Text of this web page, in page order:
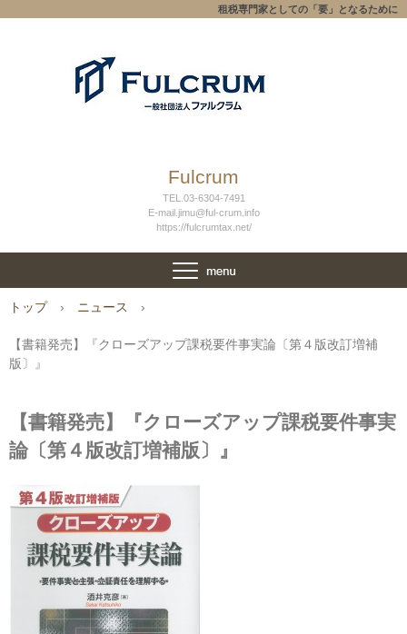
租税専門家としての「要」となるために
Fulcrum
TEL.03-6304-7491
E-mail.jimu@ful-crum.info
https://fulcrumtax.net/
トップ › ニュース ›
【書籍発売】『クローズアップ課税要件事実論〔第４版改訂増補
版〕』
【書籍発売】『クローズアップ課税要件事実
論〔第４版改訂増補版〕』